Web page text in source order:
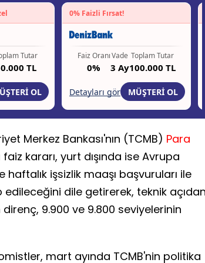
Merkez Bankası'nın (TCMB) Para
kararı, yurt dışında ise Avrupa
haftalık işsizlik maaşı başvuruları ile
dile getirerek, teknik
direnç, 9.900 ve 9.800 seviyelerinin
mart ayında TCMB'nin politika